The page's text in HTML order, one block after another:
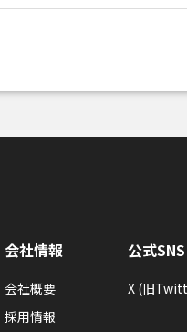
会社情報
会社概要
採用情報
公式SNS
X (旧